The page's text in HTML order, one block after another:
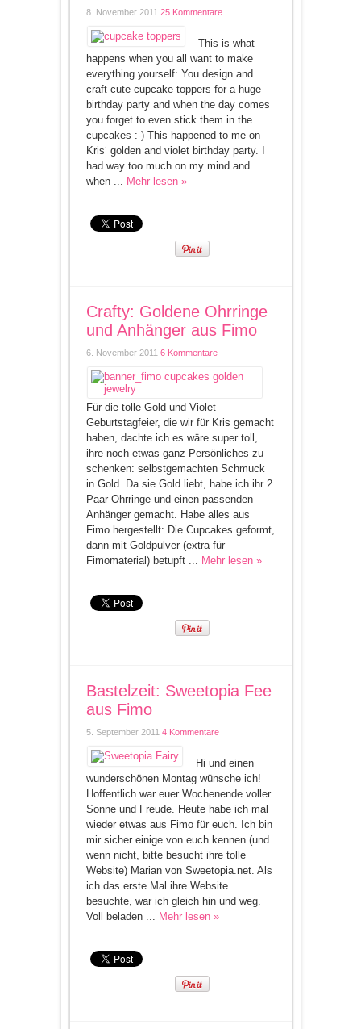
8. November 2011 25 Kommentare
This is what
happens when you all want to make
everything yourself: You design and
craft cute cupcake toppers for a huge
birthday party and when the day comes
you forget to even stick them in the
cupcakes :-) This happened to me on
Kris‘ golden and violet birthday party. I
had way too much on my mind and
when ... Mehr lesen »
Crafty: Goldene Ohrringe
und Anhänger aus Fimo
6. November 2011 6 Kommentare
Für die tolle Gold und Violet
Geburtstagfeier, die wir für Kris gemacht
haben, dachte ich es wäre super toll,
ihre noch etwas ganz Persönliches zu
schenken: selbstgemachten Schmuck
in Gold. Da sie Gold liebt, habe ich ihr 2
Paar Ohrringe und einen passenden
Anhänger gemacht. Habe alles aus
Fimo hergestellt: Die Cupcakes geformt,
dann mit Goldpulver (extra für
Fimomaterial) betupft ... Mehr lesen »
Bastelzeit: Sweetopia Fee
aus Fimo
5. September 2011 4 Kommentare
Hi und einen
wunderschönen Montag wünsche ich!
Hoffentlich war euer Wochenende voller
Sonne und Freude. Heute habe ich mal
wieder etwas aus Fimo für euch. Ich bin
mir sicher einige von euch kennen (und
wenn nicht, bitte besucht ihre tolle
Website) Marian von Sweetopia.net. Als
ich das erste Mal ihre Website
besuchte, war ich gleich hin und weg.
Voll beladen ... Mehr lesen »